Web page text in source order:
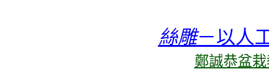
絲雕－以人
鄭誠恭盆